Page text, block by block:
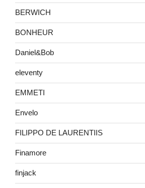
BERWICH
BONHEUR
Daniel&Bob
eleventy
EMMETI
Envelo
FILIPPO DE LAURENTIIS
Finamore
finjack